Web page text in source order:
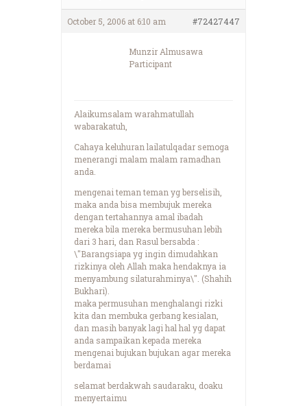
October 5, 2006 at 6:10 am #72427447
Munzir Almusawa
Participant
Alaikumsalam warahmatullah
wabarakatuh,
Cahaya keluhuran lailatulqadar semoga
menerangi malam malam ramadhan
anda.
mengenai teman teman yg berselisih,
maka anda bisa membujuk mereka
dengan tertahannya amal ibadah
mereka bila mereka bermusuhan lebih
dari 3 hari, dan Rasul bersabda :
\"Barangsiapa yg ingin dimudahkan
rizkinya oleh Allah maka hendaknya ia
menyambung silaturahminya\". (Shahih
Bukhari).
maka permusuhan menghalangi rizki
kita dan membuka gerbang kesialan,
dan masih banyak lagi hal hal yg dapat
anda sampaikan kepada mereka
mengenai bujukan bujukan agar mereka
berdamai
selamat berdakwah saudaraku, doaku
menyertaimu